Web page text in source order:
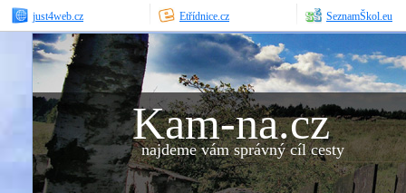
just4web.cz Etřídnice.cz SeznamŠkol.eu
Kam-na.cz
najdeme vám správný cíl cesty